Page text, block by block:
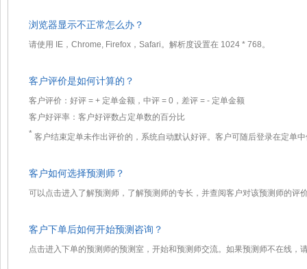
浏览器显示不正常怎么办？
请使用 IE，Chrome, Firefox，Safari。解析度设置在 1024 * 768。
客户评价是如何计算的？
客户评价：好评 = + 定单金额，中评 = 0，差评 = - 定单金额
客户好评率：客户好评数占定单数的百分比
* 客户结束定单未作出评价的，系统自动默认好评。客户可随后登录在定单
客户如何选择预测师？
可以点击进入了解预测师，了解预测师的专长，并查阅客户对该预测师的
客户下单后如何开始预测咨询？
点击进入下单的预测师的预测室，开始和预测师交流。如果预测师不在线